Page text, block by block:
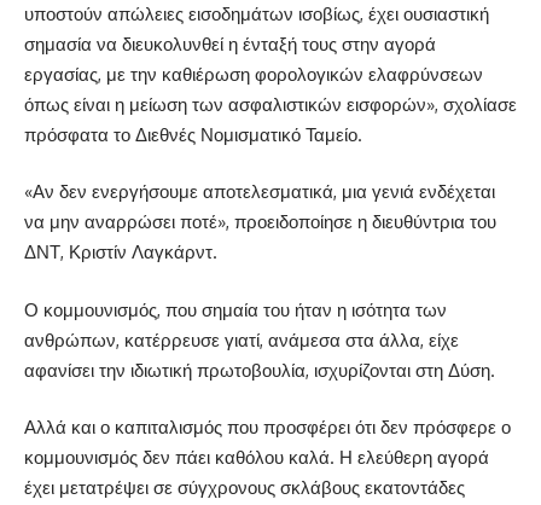
υποστούν απώλειες εισοδημάτων ισοβίως, έχει ουσιαστική
σημασία να διευκολυνθεί η ένταξή τους στην αγορά
εργασίας, με την καθιέρωση φορολογικών ελαφρύνσεων
όπως είναι η μείωση των ασφαλιστικών εισφορών», σχολίασε
πρόσφατα το Διεθνές Νομισματικό Ταμείο.
«Αν δεν ενεργήσουμε αποτελεσματικά, μια γενιά ενδέχεται
να μην αναρρώσει ποτέ», προειδοποίησε η διευθύντρια του
ΔΝΤ, Κριστίν Λαγκάρντ.
Ο κομμουνισμός, που σημαία του ήταν η ισότητα των
ανθρώπων, κατέρρευσε γιατί, ανάμεσα στα άλλα, είχε
αφανίσει την ιδιωτική πρωτοβουλία, ισχυρίζονται στη Δύση.
Αλλά και ο καπιταλισμός που προσφέρει ότι δεν πρόσφερε ο
κομμουνισμός δεν πάει καθόλου καλά. Η ελεύθερη αγορά
έχει μετατρέψει σε σύγχρονους σκλάβους εκατοντάδες